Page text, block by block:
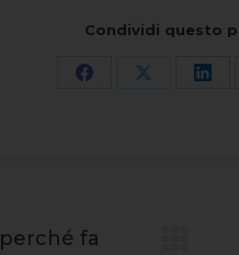
Condividi questo
Share
Share
fa